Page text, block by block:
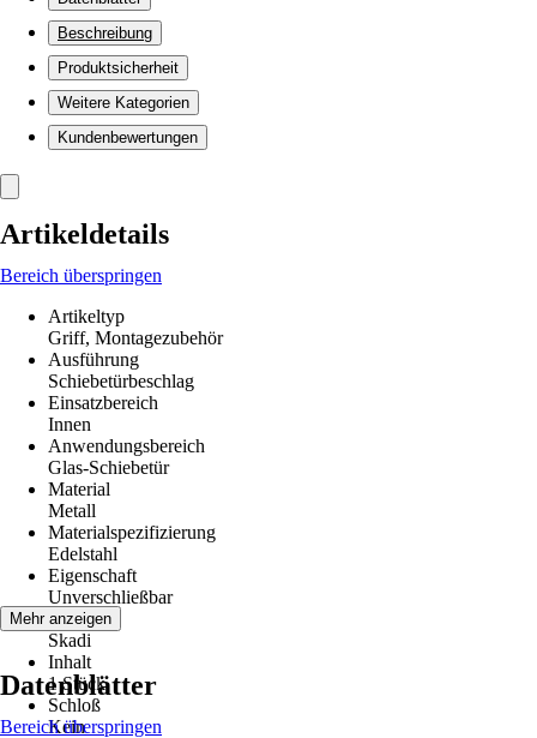
Beschreibung
Produktsicherheit
Weitere Kategorien
Kundenbewertungen
Artikeldetails
Bereich überspringen
Artikeltyp
Griff, Montagezubehör
Ausführung
Schiebetürbeschlag
Einsatzbereich
Innen
Anwendungsbereich
Glas-Schiebetür
Material
Metall
Materialspezifizierung
Edelstahl
Eigenschaft
Unverschließbar
Modell
Skadi
Inhalt
1 Stück
Schloß
Kein
Mehr anzeigen
Datenblätter
Bereich überspringen